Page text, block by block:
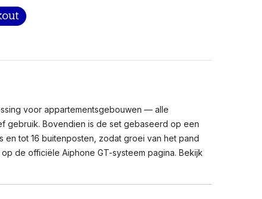
voor appartementsgebouwen — alle
gebruik. Bovendien is de set gebaseerd op een
tot 16 buitenposten, zodat groei van het pand
op de officiële Aiphone GT-systeem pagina. Bekijk